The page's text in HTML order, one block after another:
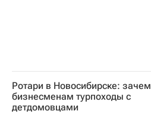
Ротари в Новосибирске: зачем
бизнесменам турпоходы с
детдомовцами